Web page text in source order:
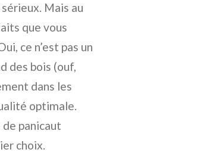
Mais au
que vous
ce n’est pas un
des bois (ouf,
dans les
optimale.
panicaut
choix.